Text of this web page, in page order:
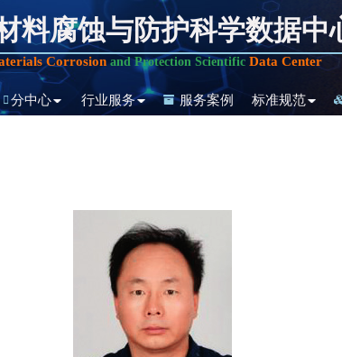
料腐蚀与防护科学数据中
Corrosionand Protection Scientific Data Center
分中心 行业服务 服务案例 标准规范